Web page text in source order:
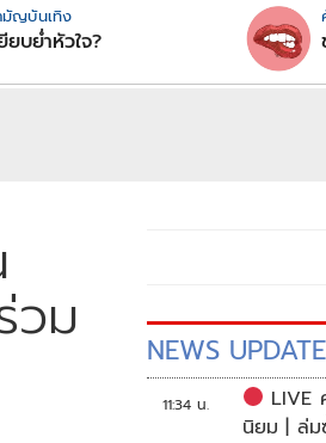
มัญบันเทิง
ยบย่ำหัวใจ?
วม NEWS UPDATE
11:34 น.
LIVE
นิยม | ล่ม